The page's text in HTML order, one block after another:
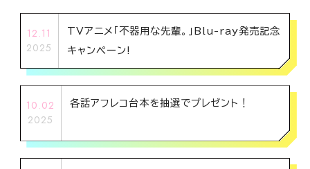
2025
12.11
TVアニメ「不器用な先輩。」Blu-ray発売記念
キャンペーン!
2025
10.02 各話アフレコ台本を抽選でプレゼント！